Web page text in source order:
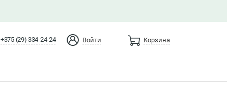
+375 (29) 334-24-24 Войти Корзина